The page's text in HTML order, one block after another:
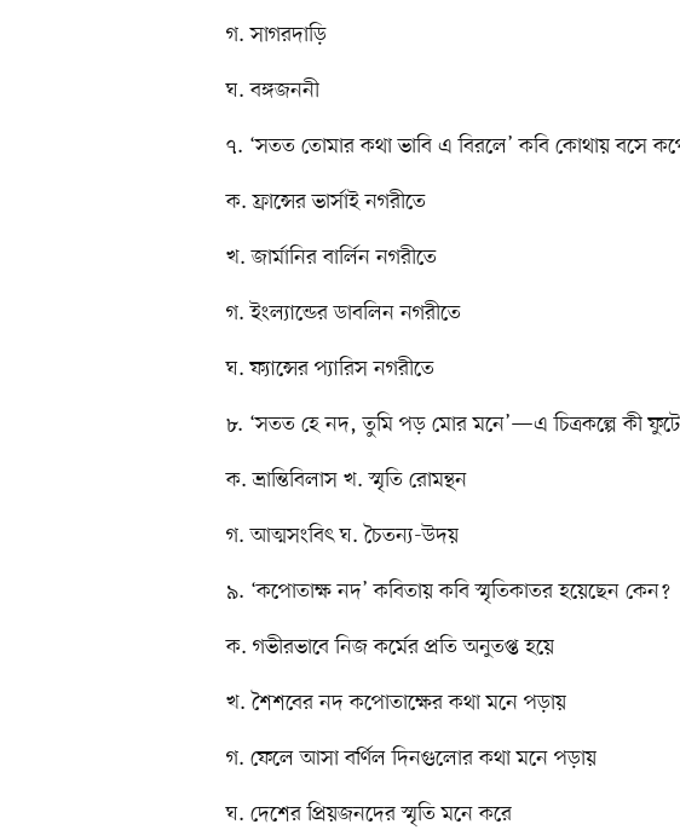
গ. সাগরদাড়ি
ঘ. বঙ্গজননী
৭. ‘সতত তোমার কথা ভাবি এ বিরলে’ কবি কোথায় বসে
ক. ফ্রান্সের ভার্সাই নগরীতে
খ. জার্মানির বার্লিন নগরীতে
গ. ইংল্যান্ডের ডাবলিন নগরীতে
ঘ. ফ্যান্সের প্যারিস নগরীতে
৮. ‘সতত হে নদ, তুমি পড় মোর মনে’—এ চিত্রকল্পে কী
ক. ভ্রান্তিবিলাস খ. স্মৃতি রোমন্থন
গ. আত্মসংবিৎ ঘ. চৈতন্য-উদয়
৯. ‘কপোতাক্ষ নদ’ কবিতায় কবি স্মৃতিকাতর হয়েছেন কেন?
ক. গভীরভাবে নিজ কর্মের প্রতি অনুতপ্ত হয়ে
খ. শৈশবের নদ কপোতাক্ষের কথা মনে পড়ায়
গ. ফেলে আসা বর্ণিল দিনগুলোর কথা মনে পড়ায়
ঘ. দেশের প্রিয়জনদের স্মৃতি মনে করে